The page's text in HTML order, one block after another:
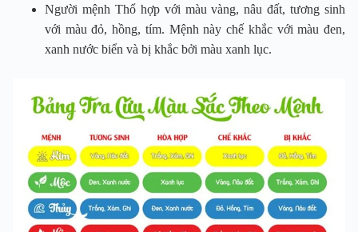
Người mệnh Thổ hợp với màu vàng, nâu đất, tương sinh
với màu đỏ, hồng, tím. Mệnh này chế khắc với màu đen,
xanh nước biển và bị khắc bởi màu xanh lục.